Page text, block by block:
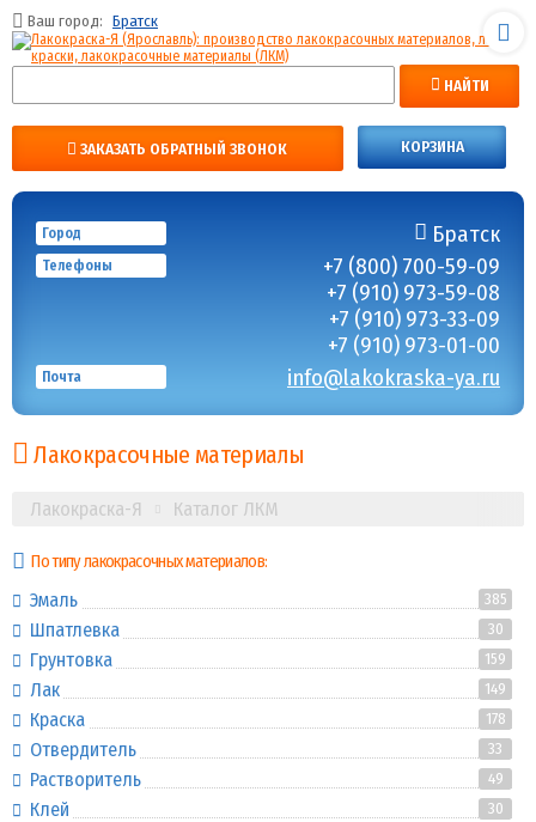
Ваш город: Братск
НАЙТИ
ЗАКАЗАТЬ ОБРАТНЫЙ ЗВОНОК КОРЗИНА
Город Братск
Телефоны
+7 (800) 700-59-09
+7 (910) 973-59-08
+7 (910) 973-33-09
+7 (910) 973-01-00
Почта info@lakokraska-ya.ru
Лакокрасочные материалы
Лакокраска-Я Каталог ЛКМ
По типу лакокрасочных материалов:
Эмаль 385
Шпатлевка 30
Грунтовка 159
Лак 149
Краска 178
Отвердитель 33
Растворитель 49
Клей 30